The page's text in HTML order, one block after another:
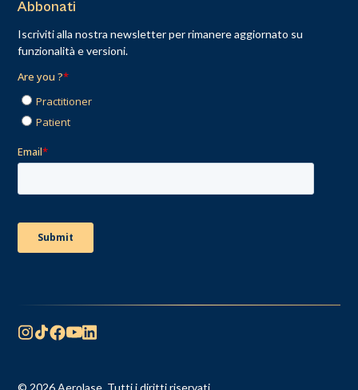
Abbonati
Iscriviti alla nostra newsletter per rimanere aggiornato su
funzionalità e versioni.
© 2026 Aerolase. Tutti i diritti riservati.